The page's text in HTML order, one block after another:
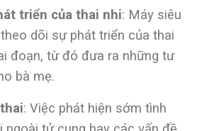
triển của thai nhi: Máy siêu
dõi sự phát triển của thai
đoạn, từ đó đưa ra những tư
bà mẹ.
: Việc phát hiện sớm tình